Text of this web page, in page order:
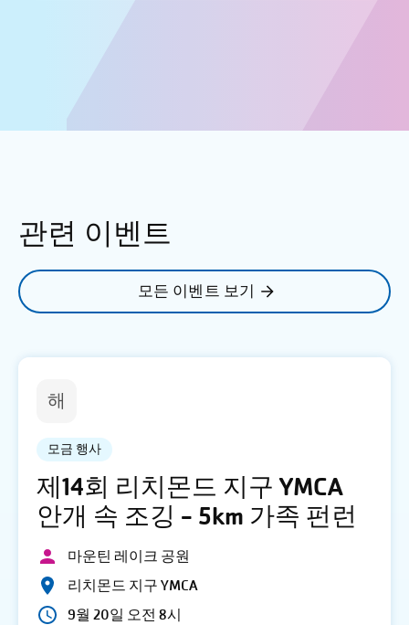
관련 이벤트
모든 이벤트 보기
해
모금 행사
제14회 리치몬드 지구 YMCA
안개 속 조깅 - 5km 가족 펀런
마운틴 레이크 공원
리치몬드 지구 YMCA
9월 20일 오전 8시